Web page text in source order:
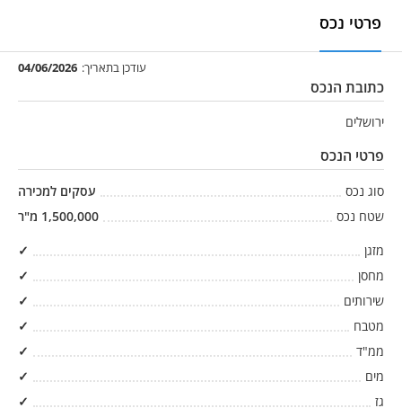
פרטי נכס
עודכן בתאריך: 04/06/2026
כתובת הנכס
ירושלים
פרטי הנכס
סוג נכס
עסקים למכירה
שטח נכס
1,500,000 מ"ר
מזגן
✓
מחסן
✓
שירותים
✓
מטבח
✓
ממ"ד
✓
מים
✓
גז
✓